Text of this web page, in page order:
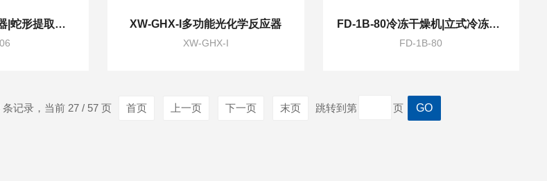
BSXT-06索式提取器|蛇形提取器|6联提取器 XW-GHX-I多功能光化学反应器
XW-GHX-I
FD-1B-80冷冻干燥机|立式冷冻干燥机FD-1B-80
FD-1B-80
条记录，当前 27 / 57 页 首页 上一页 下一页 末页 跳转到第 页